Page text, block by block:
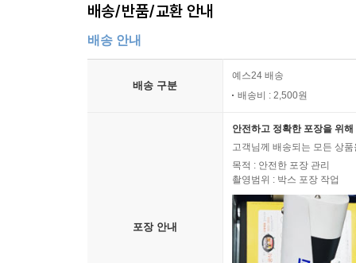
배송/반품/교환 안내
배송 안내
배송 구분
예스24 배송
배송비 : 2,500원
포장 안내
안전하고 정확한 포장을 위
고객님께 배송되는 모든 상
목적 : 안전한 포장 관리
촬영범위 : 박스 포장 작업